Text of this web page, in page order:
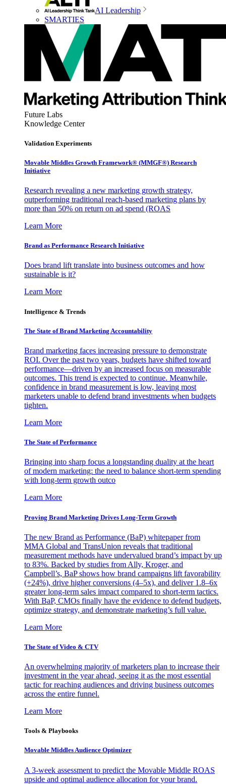
AI Leadership
SMARTIES
Future Labs
Knowledge Center
Validation Experiments
Movable Middles Growth Framework® (MMGF®) Research
Initiative
Research revealing a new marketing growth strategy,
outperforming traditional reach-based marketing plans by
more than 50% on return on ad spend (ROAS
Learn More
Brand as Performance Research Initiative
Does brand lift translate into business outcomes and how
sustainable is it?
Learn More
Intelligence & Trends
The State of Brand Marketing Accountability
Brand marketing faces increasing pressure to demonstrate
ROI. Over the past two years, budgets have shifted toward
performance—driven by an increased focus on measurable
outcomes. This trend is expected to continue. Meanwhile,
confidence in brand measurement is low, leaving most
marketers unable to defend brand investments when budgets
tighten.
Learn More
The State of Performance
Bringing into sharp focus a longstanding duality at the heart
of modern marketing: the need to balance short-term spending
with long-term growth outco
Learn More
Proving Brand Marketing Drives Long-Term Growth
The new Brand as Performance (BaP) whitepaper from
MMA Global and TransUnion reveals that traditional
measurement methods have undervalued brand’s impact by up
to 83%. Backed by studies from Ally, Kroger, and
Campbell’s, BaP shows how brand campaigns lift favorability
(+24%), drive higher conversions (4–5x), and deliver 1.8–6x
greater long-term sales impact compared to short-term tactics.
With BaP, CMOs finally have the evidence to defend budgets,
optimize strategy, and demonstrate marketing’s full value.
Learn More
The State of Video & CTV
An overwhelming majority of marketers plan to increase their
investment in the year ahead, seeing it as the most essential
tactic for reaching audiences and driving business outcomes
across the entire funnel.
Learn More
Tools & Playbooks
Movable Middles Audience Optimizer
A 3-week assessment to predict the Movable Middle ROAS
upside and optimal audience allocation for your brand.